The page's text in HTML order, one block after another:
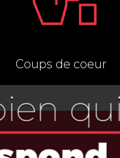
Coups de coeur